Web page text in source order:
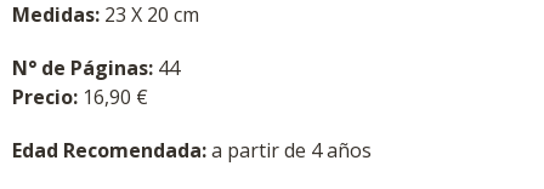
Medidas: 23 X 20 cm
N° de Páginas: 44
Precio: 16,90 €
Edad Recomendada:a partir de 4 años